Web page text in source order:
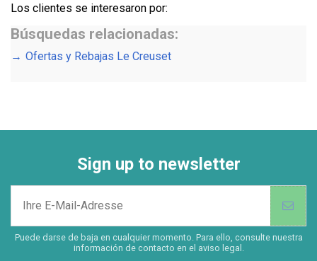
Los clientes se interesaron por:
Búsquedas relacionadas:
Ofertas y Rebajas Le Creuset
Sign up to newsletter
Puede darse de baja en cualquier momento. Para ello, consulte nuestra
información de contacto en el aviso legal.